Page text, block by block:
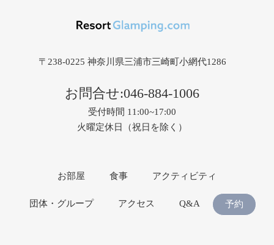
〒238-0225 神奈川県三浦市三崎町小網代1286
お問合せ:046-884-1006
受付時間 11:00~17:00
火曜定休日（祝日を除く）
お部屋 食事 アクティビティ
団体・グループ アクセス Q&A 予約